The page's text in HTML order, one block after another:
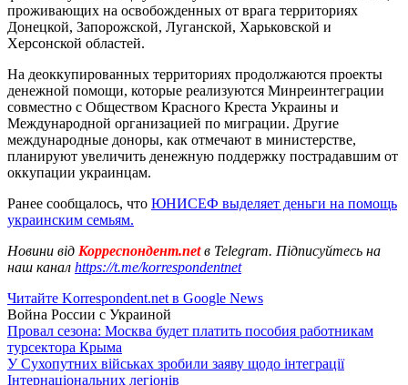
проживающих на освобожденных от врага территориях
Донецкой, Запорожской, Луганской, Харьковской и
Херсонской областей.
На деоккупированных территориях продолжаются проекты
денежной помощи, которые реализуются Минреинтеграции
совместно с Обществом Красного Креста Украины и
Международной организацией по миграции. Другие
международные доноры, как отмечают в министерстве,
планируют увеличить денежную поддержку пострадавшим от
оккупации украинцам.
Ранее сообщалось, что ЮНИСЕФ выделяет деньги на помощь
украинским семьям.
Новини від Корреспондент.netв Telegram. Підписуйтесь на
наш канал https://t.me/korrespondentnet
Читайте Korrespondent.net в Google News
Война России с Украиной
Провал сезона: Москва будет платить пособия работникам
турсектора Крыма
У Сухопутних військах зробили заяву щодо інтеграції
Інтернаціональних легіонів